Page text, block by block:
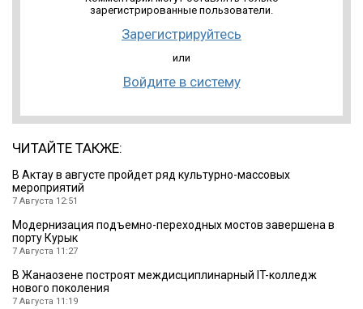
зарегистрированные пользователи.
Зарегистрируйтесь
или
Войдите в систему
ЧИТАЙТЕ ТАКЖЕ:
В Актау в августе пройдет ряд культурно-массовых
мероприятий
7 Августа 12:51
Модернизация подъемно-переходных мостов завершена в
порту Курык
7 Августа 11:27
В Жанаозене построят междисциплинарный IT-колледж
нового поколения
7 Августа 11:19